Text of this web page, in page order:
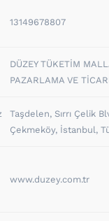
13149678807
DÜZEY TÜKETİM
PAZARLAMA VE
Taşdelen, Sırrı Çelik
Çekmeköy, İstanbul,
www.duzey.com.tr